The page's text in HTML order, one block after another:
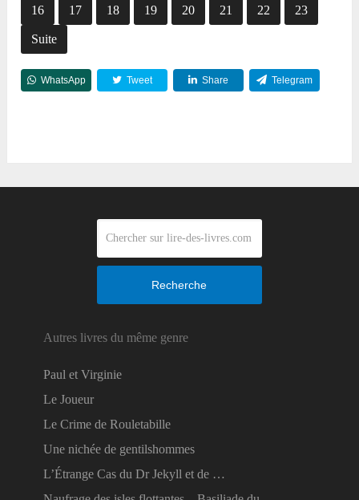
16 17 18 19 20 21 22 23
Suite
WhatsApp Tweet Share Telegram
Recherche
Autres livres du même genre
Paul et Virginie
Le Joueur
Le Crime de Rouletabille
Une nichée de gentilshommes
L’Étrange Cas du Dr Jekyll et de …